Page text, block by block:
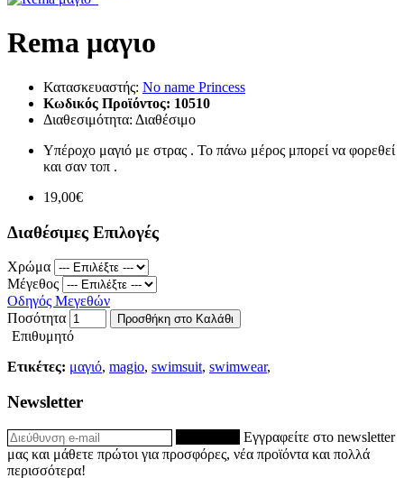
Rema μαγιο
Κατασκευαστής: No name Princess
Κωδικός Προϊόντος: 10510
Διαθεσιμότητα: Διαθέσιμο
Υπέροχο μαγιό με στρας . Το πάνω μέρος μπορεί να φορεθεί
και σαν τοπ .
19,00€
Διαθέσιμες Επιλογές
Χρώμα
Μέγεθος
Οδηγός Μεγεθών
Ποσότητα
Προσθήκη στο Καλάθι
Επιθυμητό
Ετικέτες: μαγιό, magio, swimsuit, swimwear,
Newsletter
Εγγραφείτε στο newsletter
μας και μάθετε πρώτοι για προσφόρες, νέα προϊόντα και πολλά
περισσότερα!